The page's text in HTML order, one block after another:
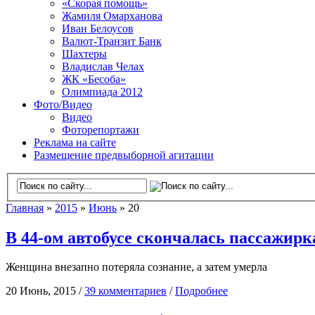
«Скорая помощь»
Жамиля Омарханова
Иван Белоусов
Валют-Транзит Банк
Шахтеры
Владислав Челах
ЖК «Бесоба»
Олимпиада 2012
Фото/Видео
Видео
Фоторепортажи
Реклама на сайте
Размещение предвыборной агитации
Главная » 2015 » Июнь » 20
В 44-ом автобусе скончалась
Женщина внезапно потеряла сознание, а затем умерла
20 Июнь, 2015 /39 комментариев /Подробнее